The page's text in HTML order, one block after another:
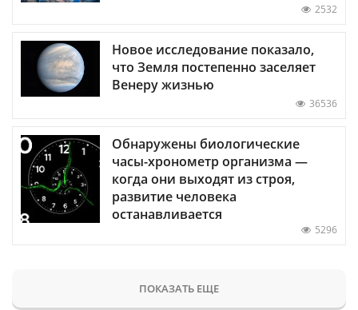
2532
Новое исследование показало,
что Земля постепенно заселяет
Венеру жизнью
36536
Обнаружены биологические
часы-хронометр организма —
когда они выходят из строя,
развитие человека
останавливается
5296
ПОКАЗАТЬ ЕЩЕ